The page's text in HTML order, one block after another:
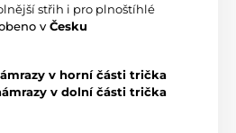
střih i pro plnoštíhlé
v Česku
v horní části trička
v dolní části trička